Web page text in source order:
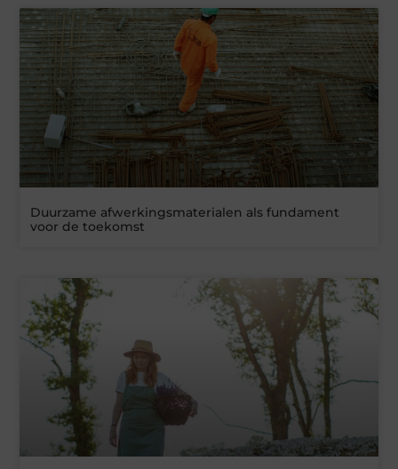
Duurzame afwerkingsmaterialen als fundament
voor de toekomst